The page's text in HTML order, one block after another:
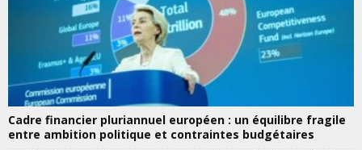
Cadre financier pluriannuel européen : un équilibre fragile
entre ambition politique et contraintes budgétaires